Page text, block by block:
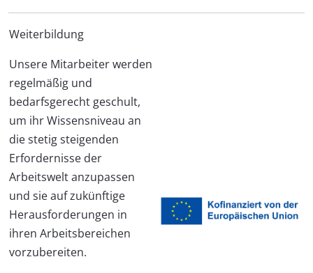
Weiterbildung
Unsere Mitarbeiter werden
regelmäßig und
bedarfsgerecht geschult,
um ihr Wissensniveau an
die stetig steigenden
Erfordernisse der
Arbeitswelt anzupassen
und sie auf zukünftige
Herausforderungen in
ihren Arbeitsbereichen
vorzubereiten.